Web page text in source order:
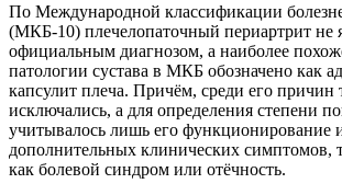
По Международной классификации
(МКБ-10) плечелопаточный периартрит не
официальным диагнозом, а наиболее
патологии сустава в МКБ обозначено как
капсулит плеча. Причём, среди его причин
исключались, а для определения степени
учитывалось лишь его функционирование
дополнительных клинических симптомов,
как болевой синдром или отёчность.